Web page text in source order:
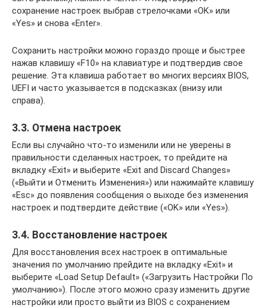
сохранение настроек выбрав стрелочками «OK» или
«Yes» и снова «Enter».
Сохранить настройки можно гораздо проще и быстрее
нажав клавишу «F10» на клавиатуре и подтвердив свое
решение. Эта клавиша работает во многих версиях BIOS,
UEFI и часто указывается в подсказках (внизу или
справа).
3.3. Отмена настроек
Если вы случайно что-то изменили или не уверены в
правильности сделанных настроек, то прейдите на
вкладку «Exit» и выберите «Exit and Discard Changes»
(«Выйти и Отменить Изменения») или нажимайте клавишу
«Esc» до появления сообщения о выходе без изменения
настроек и подтвердите действие («OK» или «Yes»).
3.4. Восстановление настроек
Для восстановления всех настроек в оптимальные
значения по умолчанию прейдите на вкладку «Exit» и
выберите «Load Setup Default» («Загрузить Настройки По
умолчанию»). После этого можно сразу изменить другие
настройки или просто выйти из BIOS с сохранением